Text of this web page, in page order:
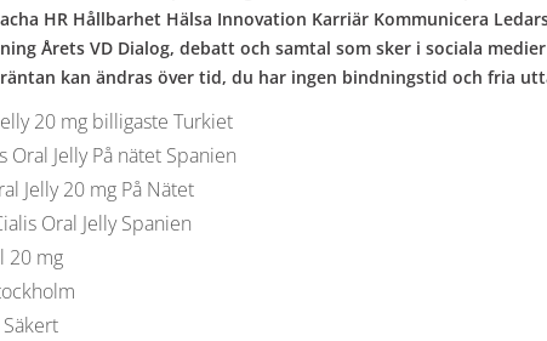
HR Hållbarhet Hälsa Innovation Karriär Kommunicera
Årets VD Dialog, debatt och samtal som sker i sociala
kan ändras över tid, du har ingen bindningstid och fria
20 mg billigaste Turkiet
Oral Jelly På nätet Spanien
Jelly 20 mg På Nätet
Oral Jelly Spanien
20 mg